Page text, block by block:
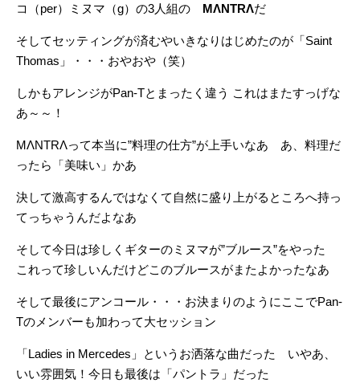
コ（per）ミヌマ（g）の3人組の MΛNTRΛだ
そしてセッティングが済むやいきなりはじめたのが「Saint
Thomas」・・・おやおや（笑）
しかもアレンジがPan-Tとまったく違う これはまたすっげな
あ～～！
MΛNTRΛって本当に”料理の仕方”が上手いなあ あ、料理だ
ったら「美味い」かあ
決して激高するんではなくて自然に盛り上がるところへ持っ
てっちゃうんだよなあ
そして今日は珍しくギターのミヌマが”ブルース”をやった
これって珍しいんだけどこのブルースがまたよかったなあ
そして最後にアンコール・・・お決まりのようにここでPan-
Tのメンバーも加わって大セッション
「Ladies in Mercedes」というお洒落な曲だった いやあ、
いい雰囲気！今日も最後は「パントラ」だった